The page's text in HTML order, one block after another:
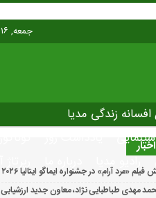
جمعه, ۱۶ مرداد , ۱۴۰۵
افسانه زندگی مدیا
رادیو مدیا درباره ما
«مرد آرام» در جشنواره ایماگو ایتالیا ۲۰۲۶
مهدی طباطبایی نژاد، معاون جدید ارزشیابی